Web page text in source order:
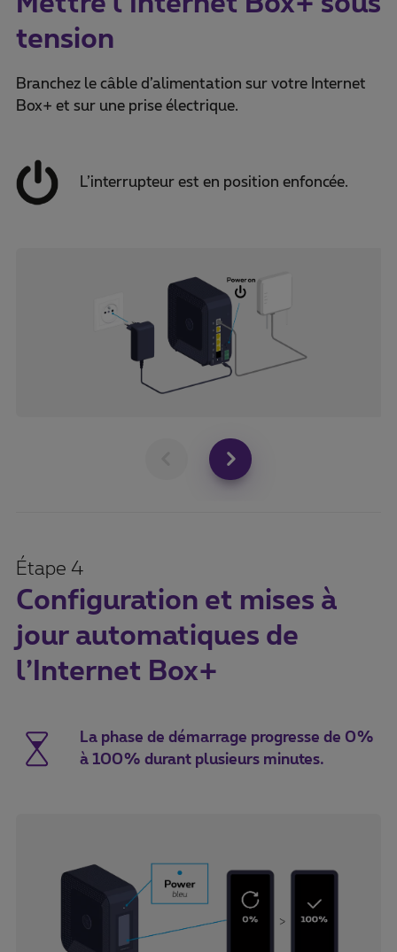
tension
Branchez le câble d’alimentation sur votre Internet
Box+ et sur une prise électrique.
L’interrupteur est en position enfoncée.
Étape 4
Configuration et mises à
jour automatiques de
l’Internet Box+
La phase de démarrage progresse de 0%
à 100% durant plusieurs minutes.